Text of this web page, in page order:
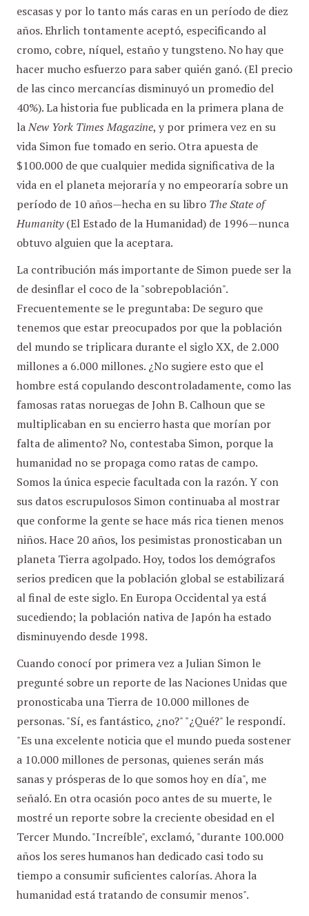
escasas y por lo tanto más caras en un período de diez
años. Ehrlich tontamente aceptó, especificando al
cromo, cobre, níquel, estaño y tungsteno. No hay que
hacer mucho esfuerzo para saber quién ganó. (El precio
de las cinco mercancías disminuyó un promedio del
40%). La historia fue publicada en la primera plana de
laNew York Times Magazine, y por primera vez en su
vida Simon fue tomado en serio. Otra apuesta de
$100.000 de que cualquier medida significativa de la
vida en el planeta mejoraría y no empeoraría sobre un
período de 10 años—hecha en su libro The State of
Humanity(El Estado de la Humanidad) de 1996—nunca
obtuvo alguien que la aceptara.
La contribución más importante de Simon puede ser la
de desinflar el coco de la "sobrepoblación".
Frecuentemente se le preguntaba: De seguro que
tenemos que estar preocupados por que la población
del mundo se triplicara durante el siglo XX, de 2.000
millones a 6.000 millones. ¿No sugiere esto que el
hombre está copulando descontroladamente, como las
famosas ratas noruegas de John B. Calhoun que se
multiplicaban en su encierro hasta que morían por
falta de alimento? No, contestaba Simon, porque la
humanidad no se propaga como ratas de campo.
Somos la única especie facultada con la razón. Y con
sus datos escrupulosos Simon continuaba al mostrar
que conforme la gente se hace más rica tienen menos
niños. Hace 20 años, los pesimistas pronosticaban un
planeta Tierra agolpado. Hoy, todos los demógrafos
serios predicen que la población global se estabilizará
al final de este siglo. En Europa Occidental ya está
sucediendo; la población nativa de Japón ha estado
disminuyendo desde 1998.
Cuando conocí por primera vez a Julian Simon le
pregunté sobre un reporte de las Naciones Unidas que
pronosticaba una Tierra de 10.000 millones de
personas. "Sí, es fantástico, ¿no?" "¿Qué?" le respondí.
"Es una excelente noticia que el mundo pueda sostener
a 10.000 millones de personas, quienes serán más
sanas y prósperas de lo que somos hoy en día", me
señaló. En otra ocasión poco antes de su muerte, le
mostré un reporte sobre la creciente obesidad en el
Tercer Mundo. "Increíble", exclamó, "durante 100.000
años los seres humanos han dedicado casi todo su
tiempo a consumir suficientes calorías. Ahora la
humanidad está tratando de consumir menos".